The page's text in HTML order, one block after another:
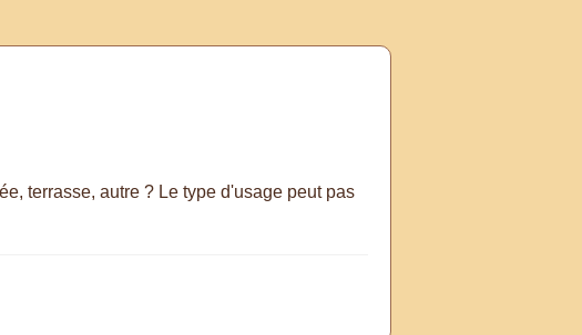
terrasse, autre ? Le type d'usage peut pas